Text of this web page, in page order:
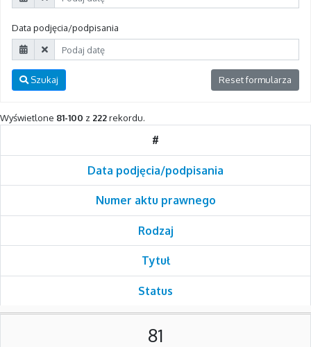
Data podjęcia/podpisania
Szukaj Reset formularza
Wyświetlone 81-100 z 222rekordu.
#
Data podjęcia/podpisania
Numer aktu prawnego
Rodzaj
Tytuł
Status
81